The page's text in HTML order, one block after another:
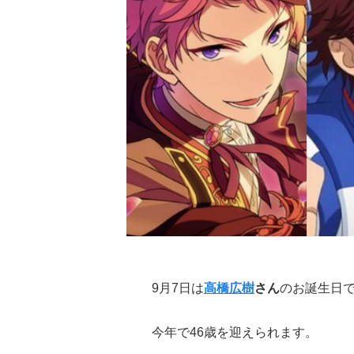
9月7日は高橋広樹さんのお誕生日
今年で46歳を迎えられます。